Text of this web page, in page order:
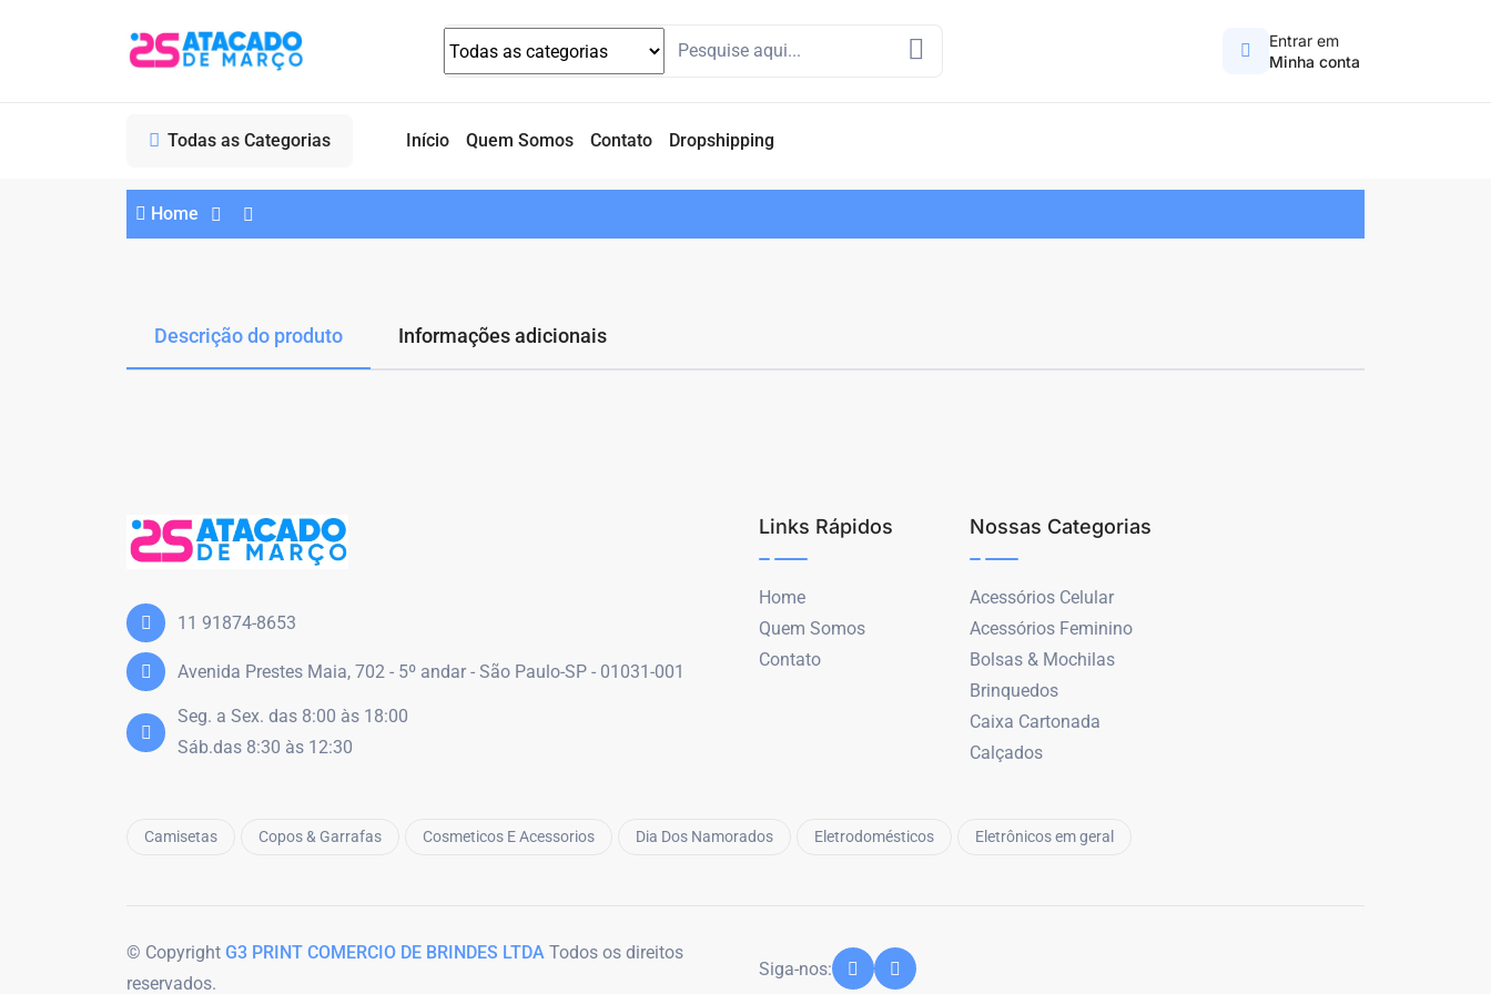
Entrar em
Minha conta
Todas as Categorias Início Quem Somos Contato Dropshipping
Home
Descrição do produto Informações adicionais
11 91874-8653
Avenida Prestes Maia, 702 - 5º andar - São Paulo-SP - 01031-001
Seg. a Sex. das 8:00 às 18:00
Sáb.das 8:30 às 12:30
Links Rápidos
Home
Quem Somos
Contato
Nossas Categorias
Acessórios Celular
Acessórios Feminino
Bolsas & Mochilas
Brinquedos
Caixa Cartonada
Calçados
Camisetas Copos & Garrafas Cosmeticos E Acessorios Dia Dos Namorados Eletrodomésticos Eletrônicos em geral
© Copyright G3 PRINT COMERCIO DE BRINDES LTDA Todos os direitos
reservados.
Siga-nos: